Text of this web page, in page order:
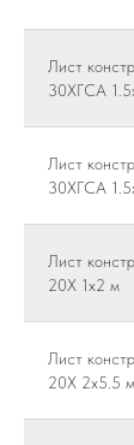
Лист
30ХГСА
Лист
30ХГСА
Лист
20Х 1х2 м
Лист
20Х 2х5.5 м